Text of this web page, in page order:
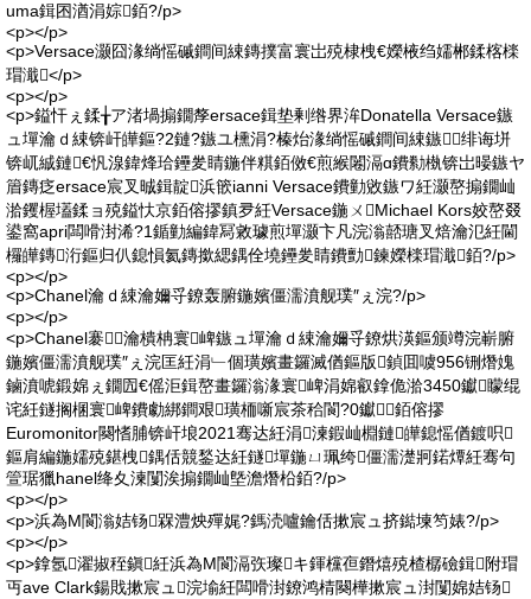
uma鍓囨湭涓婃銆?/p>
<p></p>
<p>Versace灏囧湪绱愮磩鐧间綀鏄撲富寰岀殑棣栧€嬫棭绉嬬郴鍒楁檪
瑁濈</p>
<p></p>
<p>鎰忓ぇ鍒╁ア渚堝搧鐗孷ersace鍓垫剰绺界洠Donatella Versace鏃
ュ墠瀹ｄ綀锛屽皣鏂?2鏈?鏃ユ櫄涓?榛炲湪绱愮磩鐧间綀鏃╃绯诲垪
锛屼絾鏈€忛湶鍏烽珨鑸夎睛鍦伴粸銆傚€煎緱闂滆ɑ鐨勬槸锛岀暥鏃ヤ
篃鏄疺ersace宸叉晠鍓靛浜篏ianni Versace鐨勭敓鏃ワ紝灏嶅搧鐗屾
湁钁楃壒鍒ョ殑鎰忕京銆傛摎鎮夛紝Versace鍦ㄨMichael Kors姣嶅叕
鍙窩apri闆嗗湗浠?1鍎勭編鍏冩敹璩煎墠灏卞凡浣滃嚭瑭叉焙瀹氾紝閫
欏皣鏄洐鏂归仈鎴愪氦鏄撳緦鍝佺墝鑸夎睛鐨勯鍊嬫檪瑁濈銆?/p>
<p></p>
<p>Chanel瀹ｄ綀瀹嬭寽鐐轰腑鍦嬪僵濡濆舰璞″ぇ浣?/p>
<p></p>
<p>Chanel褰╁瀹樻柟寰崥鏃ュ墠瀹ｄ綀瀹嬭寽鐐烘渶鏂颁竴浣嶄腑
鍦嬪僵濡濆舰璞″ぇ浣匡紝涓﹂個璜嬪畫鑼滅偤鏂版鍞囬噳956铏熸媿
鏀濆唬鍛婂ぇ鐗囥€傜洰鍓嶅畫鑼滃湪寰崥涓婂叡鎿佹湁3450钀矇绲
诧紝鐩搁棞寰崥鐨勮綁鐧艰璜栭噺宸茶秴閬?0钀銆傛摎
Euromonitor闋愭脯锛屽埌2021骞达紝涓湅鍜屾棩鏈皣鎴愮偤鍍呮
鏂肩編鍦嬬殑鍖栧鍝佸競鍫达紝鐩墠鍦ㄩ珮绔僵濡濋牁鍩燂紝骞句
箮琚獵hanel绛夊湅闅涘搧鐗屾墍澹熸柗銆?/p>
<p></p>
<p>浜為Μ閬滃姞钖槑澧炴殫娓?鎷涜嚧鑰佸摗宸ュ挤鐑堜笉婊?/p>
<p></p>
<p>鎿氬濯掓秷鎭紝浜為Μ閬滆矤璨キ鍕欓亱鐕熺殑楂樼礆鍓附瑁
丏ave Clark鍚戝摗宸ュ浣堬紝闆嗗湗鐐鸿棈闋樺摗宸ュ湗闅婂姞钖